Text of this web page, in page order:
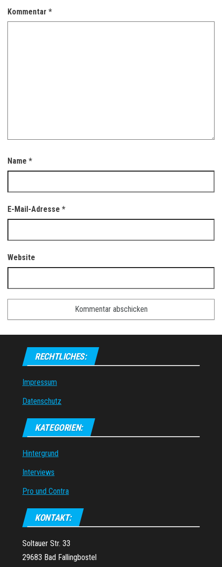
Kommentar *
Name *
E-Mail-Adresse *
Website
RECHTLICHES:
Impressum
Datenschutz
KATEGORIEN:
Hintergrund
Interviews
Pro und Contra
KONTAKT:
Soltauer Str. 33
29683 Bad Fallingbostel